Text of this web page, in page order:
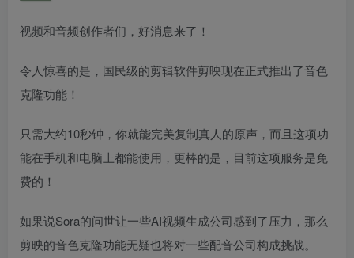
视频和音频创作者们，好消息来了！
令人惊喜的是，国民级的剪辑软件剪映现在正式推出了音色
克隆功能！
只需大约10秒钟，你就能完美复制真人的原声，而且这项功
能在手机和电脑上都能使用，更棒的是，目前这项服务是免
费的！
如果说Sora的问世让一些AI视频生成公司感到了压力，那么
剪映的音色克隆功能无疑也将对一些配音公司构成挑战。